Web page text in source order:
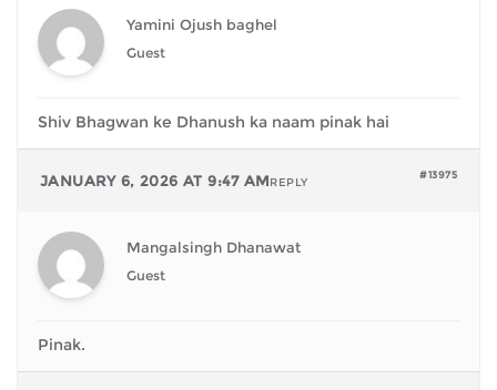
Yamini Ojush baghel
Guest
Shiv Bhagwan ke Dhanush ka naam pinak hai
JANUARY 6, 2026 AT 9:47 AM #13975
REPLY
Mangalsingh Dhanawat
Guest
Pinak.